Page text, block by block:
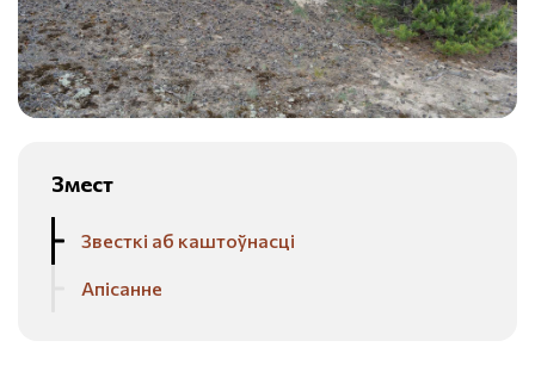
Змест
Звесткі аб каштоўнасці
Апісанне